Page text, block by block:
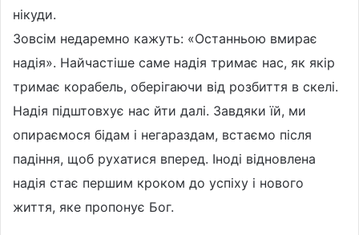
нікуди.
Зовсім недаремно кажуть: «Останньою вмирає
надія». Найчастіше саме надія тримає нас, як якір
тримає корабель, оберігаючи від розбиття в скелі.
Надія підштовхує нас йти далі. Завдяки їй, ми
опираємося бідам і негараздам, встаємо після
падіння, щоб рухатися вперед. Іноді відновлена
надія стає першим кроком до успіху і нового
життя, яке пропонує Бог.